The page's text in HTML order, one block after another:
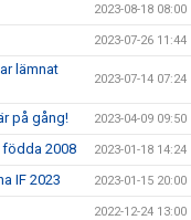
2023-08-18 08:00
2023-07-26 11:44
lämnat
2023-07-14 07:24
på gång! 2023-04-09 09:50
födda 2008 2023-01-18 14:24
IF 2023 2023-01-15 20:00
2022-12-24 13:00